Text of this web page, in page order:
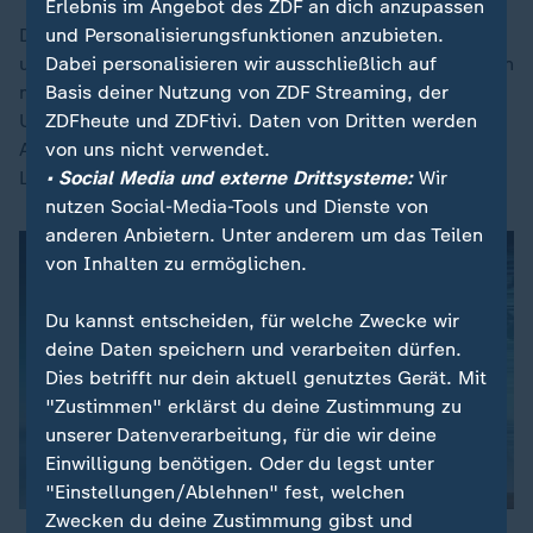
DasBürgergeldsolle zu einer neuen Grundsicherung
umgestaltet werden. Dabei gelte: Rechte und Pflichten
müssten für beide Seiten verbindlich geregelt sein.
Und: "Wer trotz Arbeitsfähigkeit wiederholt zumutbare
Arbeit ablehnt, muss künftig mit einem vollständigen
Leistungsentzug rechnen."
Erlebnis im Angebot des ZDF an dich anzupassen
und Personalisierungsfunktionen anzubieten.
Dabei personalisieren wir ausschließlich auf
Basis deiner Nutzung von ZDF Streaming, der
ZDFheute und ZDFtivi. Daten von Dritten werden
von uns nicht verwendet.
• Social Media und externe Drittsysteme:Wir
nutzen Social-Media-Tools und Dienste von
anderen Anbietern. Unter anderem um das Teilen
von Inhalten zu ermöglichen.
Du kannst entscheiden, für welche Zwecke wir
deine Daten speichern und verarbeiten dürfen.
Dies betrifft nur dein aktuell genutztes Gerät. Mit
"Zustimmen" erklärst du deine Zustimmung zu
unserer Datenverarbeitung, für die wir deine
Einwilligung benötigen. Oder du legst unter
"Einstellungen/Ablehnen" fest, welchen
Zwecken du deine Zustimmung gibst und